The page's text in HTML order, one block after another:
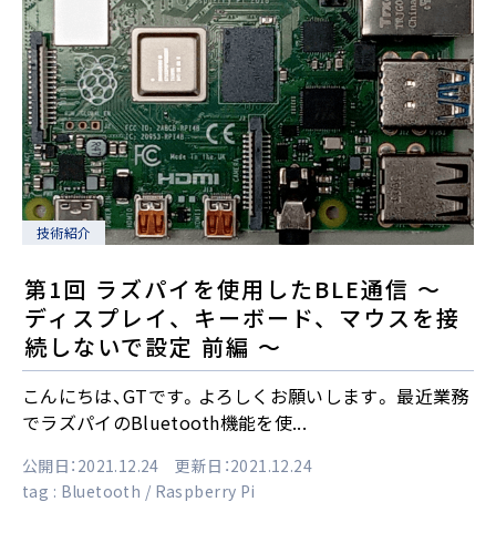
技術紹介
第1回 ラズパイを使用したBLE通信 ～
ディスプレイ、キーボード、マウスを接
続しないで設定 前編 ～
こんにちは、GTです。よろしくお願いします。 最近業務
でラズパイのBluetooth機能を使...
公開日：2021.12.24 更新日：2021.12.24
tag : Bluetooth Raspberry Pi